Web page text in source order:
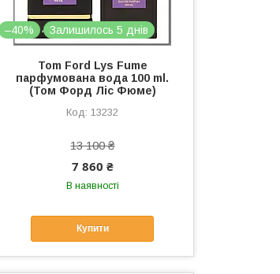
–40% Залишилось 5 днів
Tom Ford Lys Fume
парфумована вода 100 ml.
(Том Форд Ліс Фюме)
13232
13 100 ₴
7 860 ₴
В наявності
Купити